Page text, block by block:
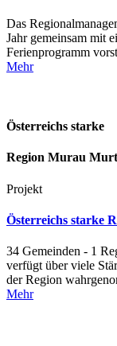
Das
Jahr gemeinsam mit
Ferienprogramm
Mehr
Österreichs starke
Region Murau
Projekt
Österreichs starke
34 Gemeinden - 1
verfügt über viele
der Region
Mehr